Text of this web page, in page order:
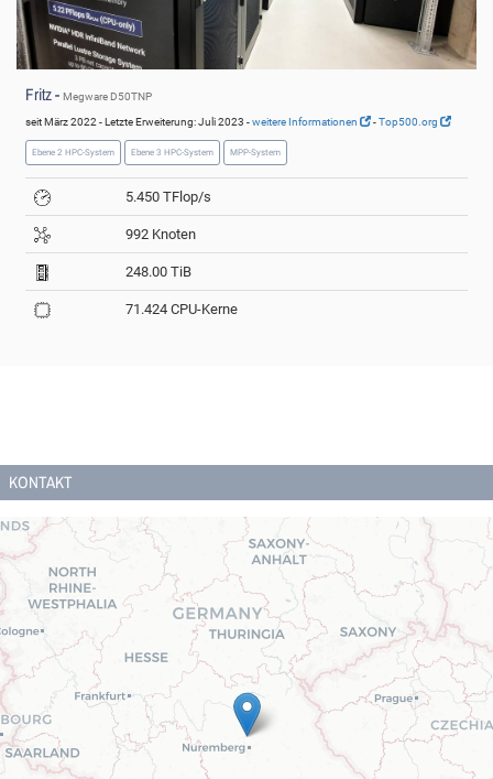
Fritz - Megware D50TNP
seit März 2022 - Letzte Erweiterung: Juli 2023 -weitere Informationen -Top500.org
Ebene 2 HPC-System Ebene 3 HPC-System MPP-System
5.450 TFlop/s
992 Knoten
248.00 TiB
71.424 CPU-Kerne
KONTAKT